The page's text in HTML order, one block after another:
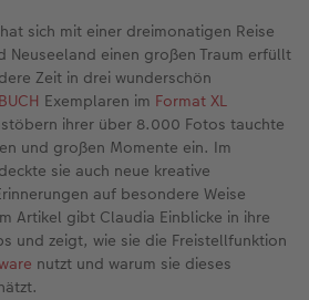
& VHS
für Anfänger
erstellen
zur Wandgestaltung
myPhotos
Fotos
myPhotos
digitalisieren
Sofortfotos
Castell
Geschenkgutschein
Anlässe
myPhotos
myPhotos
& schnell gestaltet
Geschenkideen
myPhotos
& Hilfe
Magazin
sich mit einer dreimonatigen Reise
Neuseeland einen großen Traum erfüllt
Zeit in drei wunderschön
Exemplaren im Format XL
ihrer über 8.000 Fotos tauchte
und großen Momente ein. Im
sie auch neue kreative
auf besondere Weise
Artikel gibt Claudia Einblicke in ihre
und zeigt, wie sie die Freistellfunktion
nutzt und warum sie dieses